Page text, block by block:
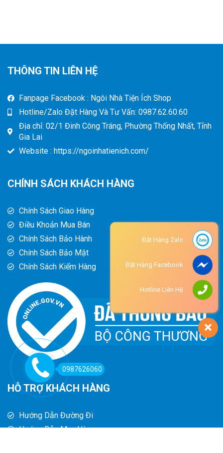
THÔNG TIN LIÊN HỆ
Fanpage Facebook : Ngôi Nhà Tiện Ích Shop
Hotline/Zalo Đặt Hàng Và Tư Vấn: 0987.62.60.60
Địa chỉ: 02/1 Đinh Công Tráng, Phường Thống Nhất, Tỉnh
Gia Lai
Website : https://ngoinhatienich.com/
CHÍNH SÁCH KHÁCH HÀNG
Chính Sách Giao Hàng
Điều Khoản Mua Bán
Chính Sách Bảo Hành
Chính Sách Bảo Mật
Chính Sách Kiểm Hàng
HỖ TRỢ KHÁCH HÀNG
Hướng Dẫn Đường Đi
Hướng Dẫn Mua Hàng
0987626060
Đặt Hàng Zalo
Đặt Hàng Facebook
Hotline Liên Hệ